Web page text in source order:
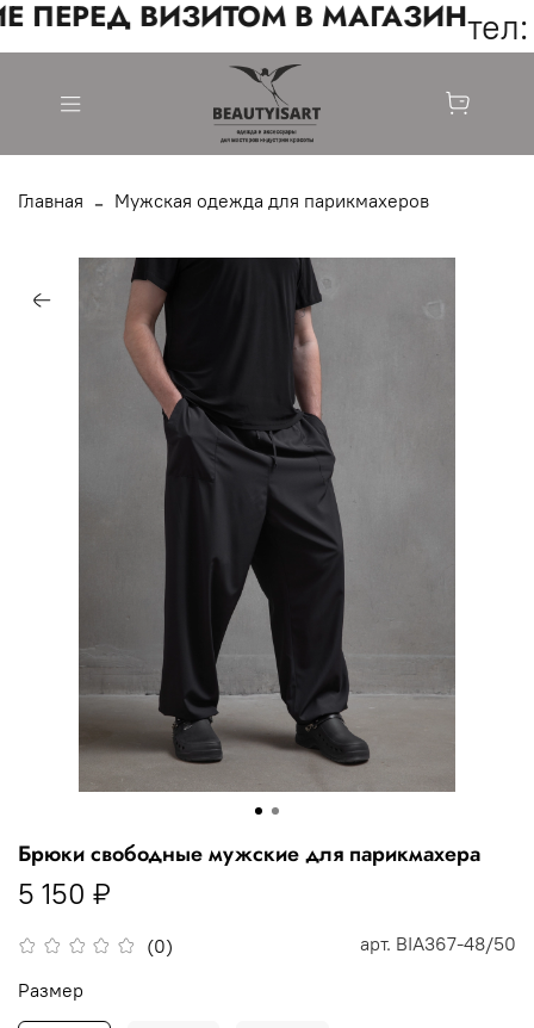
ПЕРЕД ВИЗИТОМ В МАГАЗИНтел:
Главная Мужская одежда для парикмахеров
(0) арт. BIA367-48/50
Брюки свободные мужские для парикмахера
5 150 ₽
Размер